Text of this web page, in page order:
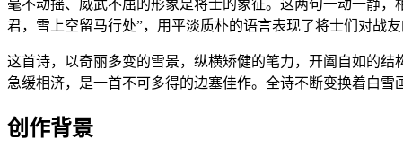
毫不动摇、威武不屈的形象是将士的象征。这两句一动一静
君，雪上空留马行处”，用平淡质朴的语言表现了将士们对战
这首诗，以奇丽多变的雪景，纵横矫健的笔力，开阖自如的
急缓相济，是一首不可多得的边塞佳作。全诗不断变换着白
创作背景